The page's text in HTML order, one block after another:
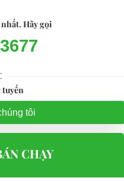
Hãy gọi
tôi
CHẠY